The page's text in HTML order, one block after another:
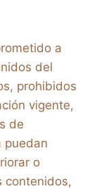
a
del
prohibidos
vigente,
de
puedan
o
contenidos,